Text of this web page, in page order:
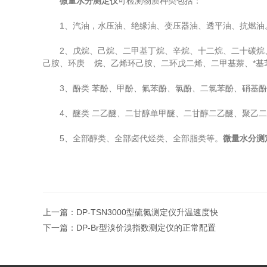
1、汽油，水压油、绝缘油、变压器油、透平油、抗燃油
2、戊烷、己烷、二甲基丁烷、辛烷、十二烷、二十碳烷
己胺、环庚 烷、乙烯环己胺、二环戊二烯、二甲基萘、*
3、酚类 苯酚、甲酚、氟苯酚、氯酚、二氯苯酚、硝基
4、醚类 二乙醚、二甘醇单甲醚、二甘醇二乙醚、聚乙
5、全部醇类、全部卤代烃类、全部脂类等。 微量水分测
上一篇： DP-TSN3000型硫氮测定仪升温速度快
下一篇： DP-Br型溴价溴指数测定仪的正常配置